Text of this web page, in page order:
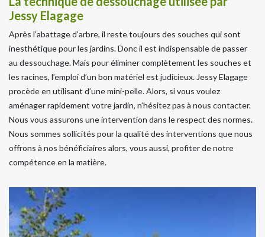
Jessy Elagage
Après l’abattage d’arbre, il reste toujours des souches qui sont
inesthétique pour les jardins. Donc il est indispensable de passer
au dessouchage. Mais pour éliminer complètement les souches et
les racines, l’emploi d’un bon matériel est judicieux. Jessy Elagage
procède en utilisant d’une mini-pelle. Alors, si vous voulez
aménager rapidement votre jardin, n’hésitez pas à nous contacter.
Nous vous assurons une intervention dans le respect des normes.
Nous sommes sollicités pour la qualité des interventions que nous
offrons à nos bénéficiaires alors, vous aussi, profiter de notre
compétence en la matière.